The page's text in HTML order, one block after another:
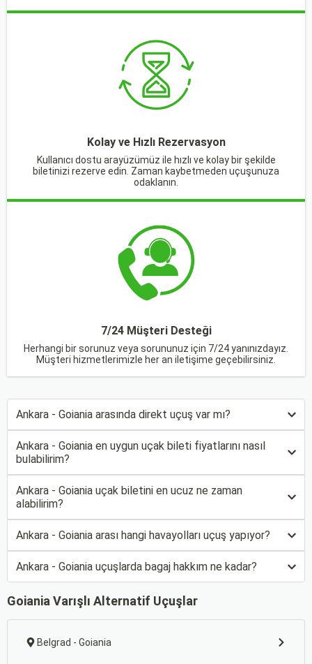
Kolay ve Hızlı Rezervasyon
Kullanıcı dostu arayüzümüz ile hızlı ve kolay bir şekilde
biletinizi rezerve edin. Zaman kaybetmeden uçuşunuza
odaklanın.
7/24 Müşteri Desteği
Herhangi bir sorunuz veya sorununuz için 7/24 yanınızdayız.
Müşteri hizmetlerimizle her an iletişime geçebilirsiniz.
Ankara - Goiania arasında direkt uçuş var mı?
Ankara - Goiania en uygun uçak bileti fiyatlarını nasıl
bulabilirim?
Ankara - Goiania uçak biletini en ucuz ne zaman
alabilirim?
Ankara - Goiania arası hangi havayolları uçuş yapıyor?
Ankara - Goiania uçuşlarda bagaj hakkım ne kadar?
Goiania Varışlı Alternatif Uçuşlar
Belgrad - Goiania